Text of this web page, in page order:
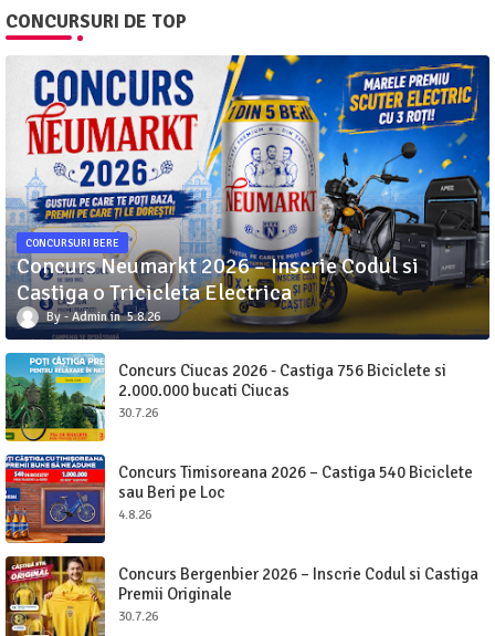
CONCURSURI DE TOP
CONCURSURI BERE
Concurs Neumarkt 2026 – Inscrie Codul si
Castiga o Tricicleta Electrica
Admin 5.8.26
Concurs Ciucas 2026 - Castiga 756 Biciclete si
2.000.000 bucati Ciucas
30.7.26
Concurs Timisoreana 2026 – Castiga 540 Biciclete
sau Beri pe Loc
4.8.26
Concurs Bergenbier 2026 – Inscrie Codul si Castiga
Premii Originale
30.7.26